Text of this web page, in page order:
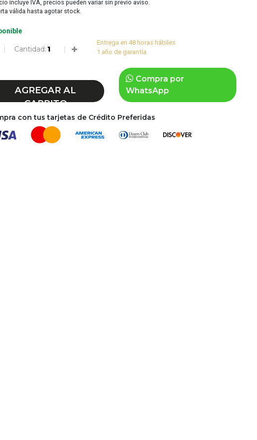
incluye IVA, precios pueden variar sin previo aviso.
válida hasta agotar stock.
Cantidad:
Entrega en 48 horas hábiles
1 año de garantía.
AGREGAR AL
CARRITO
Compra por
WhatsApp
con tus tarjetas de Crédito Preferidas